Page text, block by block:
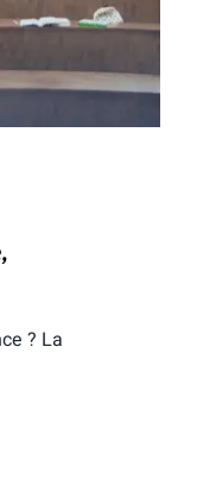
? La